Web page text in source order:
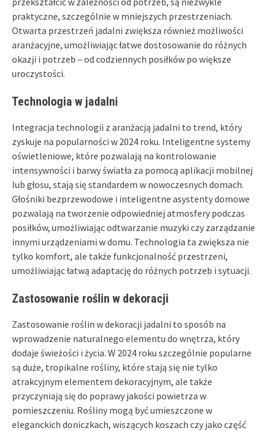
praktyczne, szczególnie w mniejszych przestrzeniach.
Otwarta przestrzeń jadalni zwiększa również możliwości
aranżacyjne, umożliwiając łatwe dostosowanie do różnych
okazji i potrzeb – od codziennych posiłków po większe
uroczystości.
Technologia w jadalni
Integracja technologii z aranżacją jadalni to trend, który
zyskuje na popularności w 2024 roku. Inteligentne systemy
oświetleniowe, które pozwalają na kontrolowanie
intensywności i barwy światła za pomocą aplikacji mobilnej
lub głosu, stają się standardem w nowoczesnych domach.
Głośniki bezprzewodowe i inteligentne asystenty domowe
pozwalają na tworzenie odpowiedniej atmosfery podczas
posiłków, umożliwiając odtwarzanie muzyki czy zarządzanie
innymi urządzeniami w domu. Technologia ta zwiększa nie
tylko komfort, ale także funkcjonalność przestrzeni,
umożliwiając łatwą adaptację do różnych potrzeb i sytuacji.
Zastosowanie roślin w dekoracji
Zastosowanie roślin w dekoracji jadalni to sposób na
wprowadzenie naturalnego elementu do wnętrza, który
dodaje świeżości i życia. W 2024 roku szczególnie popularne
są duże, tropikalne rośliny, które stają się nie tylko
atrakcyjnym elementem dekoracyjnym, ale także
przyczyniają się do poprawy jakości powietrza w
pomieszczeniu. Rośliny mogą być umieszczone w
eleganckich doniczkach, wiszących koszach czy jako część